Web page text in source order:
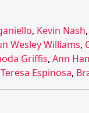
, Kevin Nash
Wesley Williams,
Griffis, Ann
Teresa Espinosa,